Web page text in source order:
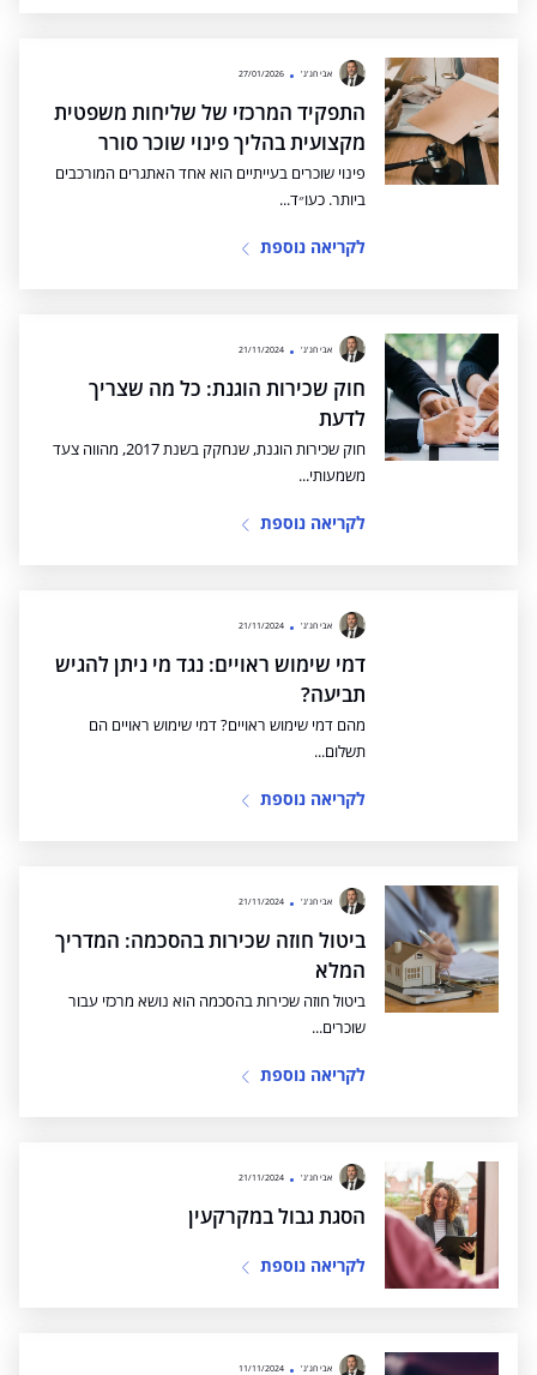
אבי חג'ג' 27/01/2026
התפקיד המרכזי של שליחות משפטית
מקצועית בהליך פינוי שוכר סורר
פינוי שוכרים בעייתיים הוא אחד האתגרים המורכבים
ביותר. כעו״ד...
לקריאה נוספת
אבי חג'ג' 21/11/2024
חוק שכירות הוגנת: כל מה שצריך
לדעת
חוק שכירות הוגנת, שנחקק בשנת 2017, מהווה צעד
משמעותי...
לקריאה נוספת
אבי חג'ג' 21/11/2024
דמי שימוש ראויים: נגד מי ניתן להגיש
תביעה?
מהם דמי שימוש ראויים? דמי שימוש ראויים הם
תשלום...
לקריאה נוספת
אבי חג'ג' 21/11/2024
ביטול חוזה שכירות בהסכמה: המדריך
המלא
ביטול חוזה שכירות בהסכמה הוא נושא מרכזי עבור
שוכרים...
לקריאה נוספת
אבי חג'ג' 21/11/2024
הסגת גבול במקרקעין
לקריאה נוספת
אבי חג'ג' 11/11/2024